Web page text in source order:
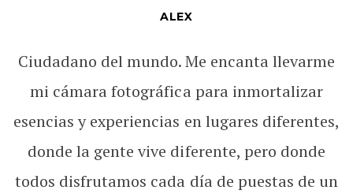
ALEX
Ciudadano del mundo. Me encanta llevarme
mi cámara fotográfica para inmortalizar
esencias y experiencias en lugares diferentes,
donde la gente vive diferente, pero donde
todos disfrutamos cada día de puestas de un